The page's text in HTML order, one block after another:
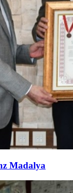
Madalya